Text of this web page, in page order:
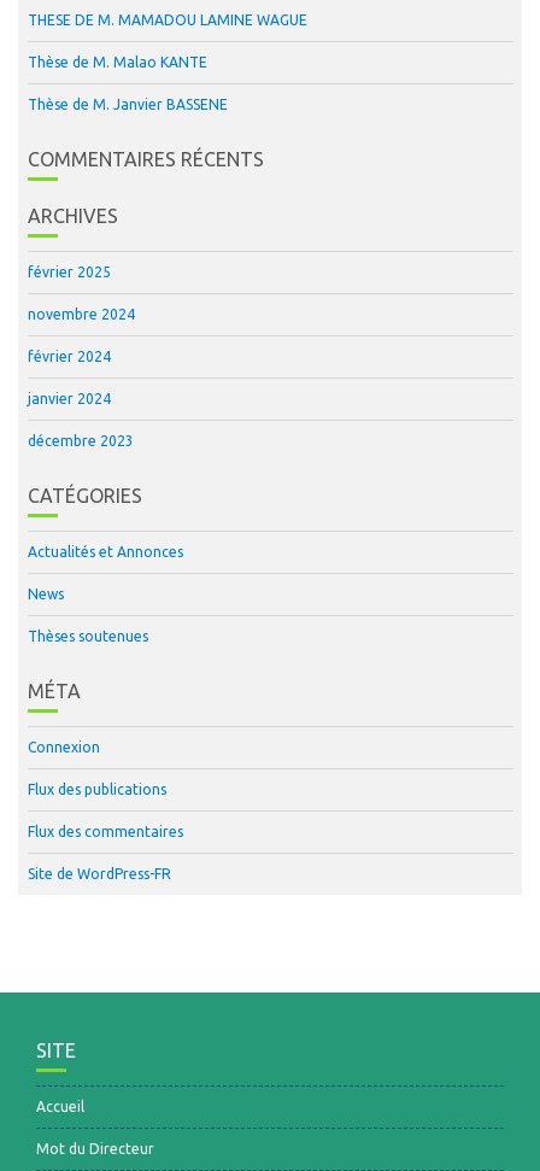
THESE DE M. MAMADOU LAMINE WAGUE
Thèse de M. Malao KANTE
Thèse de M. Janvier BASSENE
COMMENTAIRES RÉCENTS
ARCHIVES
février 2025
novembre 2024
février 2024
janvier 2024
décembre 2023
CATÉGORIES
Actualités et Annonces
News
Thèses soutenues
MÉTA
Connexion
Flux des publications
Flux des commentaires
Site de WordPress-FR
SITE
Accueil
Mot du Directeur